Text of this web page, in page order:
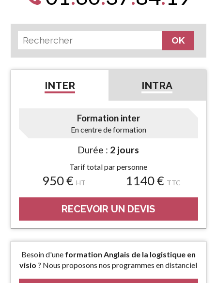
INTER INTRA
Formation inter
En centre de formation
Durée : 2 jours
Tarif total par personne
950 € HT 1140 € TTC
RECEVOIR UN DEVIS
Besoin d'une formation Anglais de la logistique en
visio ? Nous proposons nos programmes en distanciel